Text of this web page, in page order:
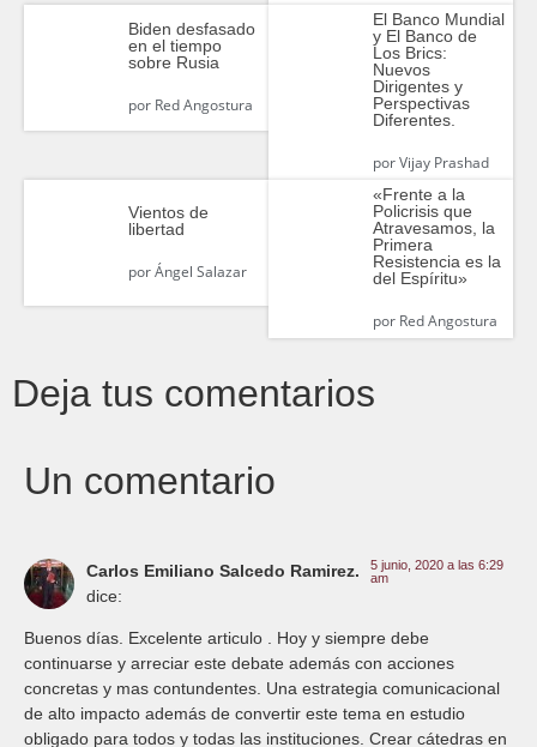
Biden desfasado
en el tiempo
sobre Rusia
porRed Angostura
El Banco Mundial
y El Banco de
Los Brics:
Nuevos
Dirigentes y
Perspectivas
Diferentes.
porVijay Prashad
Vientos de
libertad
porÁngel Salazar
«Frente a la
Policrisis que
Atravesamos, la
Primera
Resistencia es la
del Espíritu»
porRed Angostura
Deja tus comentarios
Un comentario
Carlos Emiliano Salcedo Ramirez.
dice:
5 junio, 2020 a las 6:29
am
Buenos días. Excelente articulo . Hoy y siempre debe
continuarse y arreciar este debate además con acciones
concretas y mas contundentes. Una estrategia comunicacional
de alto impacto además de convertir este tema en estudio
obligado para todos y todas las instituciones. Crear cátedras en